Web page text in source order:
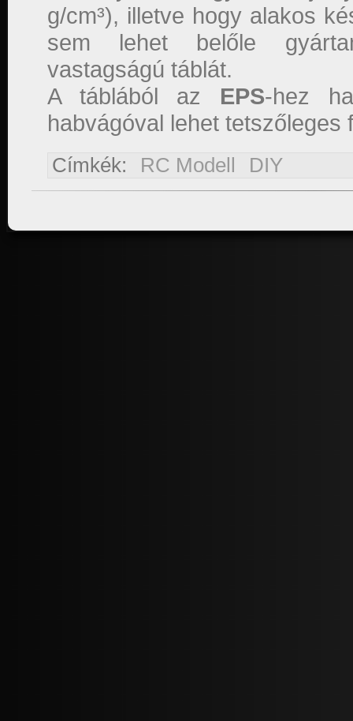
g/cm³), illetve hogy alakos
sem lehet belőle
vastagságú táblát.
A táblából az EPS-hez
habvágóval lehet tetszőleges
Címkék: RC Modell DIY